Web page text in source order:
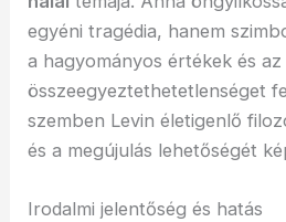
egyéni tragédia, hanem
a hagyományos értékek és
összeegyeztethetetlenséget
szemben Levin életigenlő
és a megújulás lehetőségét
Irodalmi jelentőség és hatás